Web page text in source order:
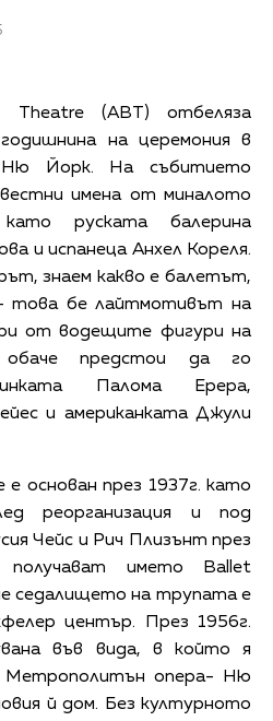
Theatre (ABT) отбеляза
на церемония в
Ню Йорк. На събитието
имена от миналото
руската балерина
и испанеца Анхел Кореля.
знаем какво е балетът,
това бе лайтмотивът на
от водещите фигури на
предстои да го
Палома Ерера,
и американката Джули
е основан през 1937г. като
реорганизация и под
Чейс и Рич Плизънт през
получават името Ballet
седалището на трупата е
център. През 1956г.
във вида, в който я
Метрополитън опера- Ню
й дом. Без културното